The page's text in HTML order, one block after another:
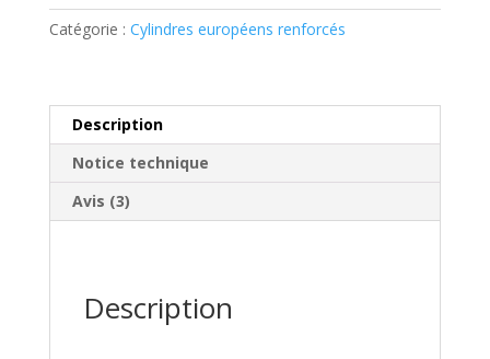
entrées
Catégorie : Cylindres européens renforcés
Description
Notice technique
Avis (3)
Description